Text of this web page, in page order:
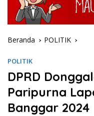
Beranda POLITIK
POLITIK
DPRD
Paripurna
Banggar 2024